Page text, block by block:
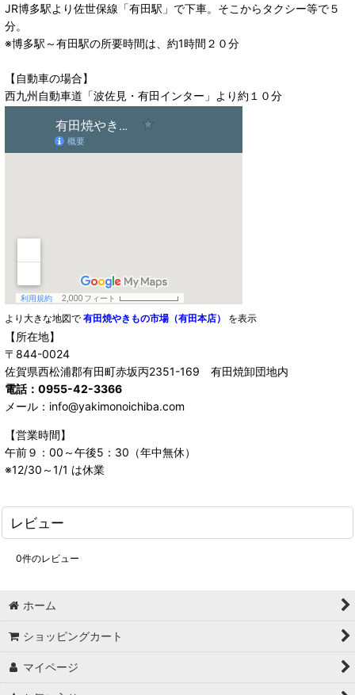
JR博多駅より佐世保線「有田駅」で下車。そこからタクシー等で５
分。
※博多駅～有田駅の所要時間は、約1時間２０分
【自動車の場合】
西九州自動車道「波佐見・有田インター」より約１０分
より大きな地図で 有田焼やきもの市場（有田本店） を表示
【所在地】
〒844-0024
佐賀県西松浦郡有田町赤坂丙2351-169 有田焼卸団地内
電話：0955-42-3366
メール：info@yakimonoichiba.com
【営業時間】
午前９：00～午後5：30（年中無休）
※12/30～1/1 は休業
レビュー
0件のレビュー
ホーム
ショッピングカート
マイページ